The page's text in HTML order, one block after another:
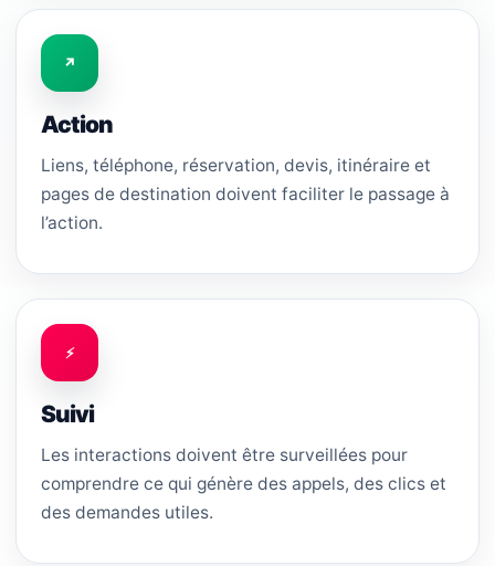
↗
Action
Liens, téléphone, réservation, devis, itinéraire et
pages de destination doivent faciliter le passage à
l’action.
⚡
Suivi
Les interactions doivent être surveillées pour
comprendre ce qui génère des appels, des clics et
des demandes utiles.